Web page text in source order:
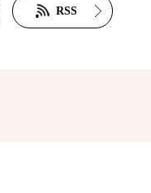
供及びオペレーター
RSS